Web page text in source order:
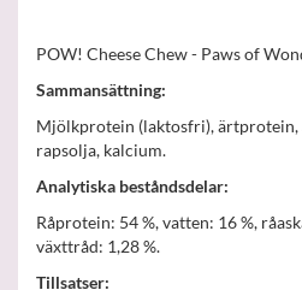
POW! Cheese Chew - Paws of
Sammansättning:
Mjölkprotein (laktosfri), ärtprotein,
rapsolja, kalcium.
Analytiska beståndsdelar:
Råprotein: 54 %, vatten: 16 %,
växttråd: 1,28 %.
Tillsatser: